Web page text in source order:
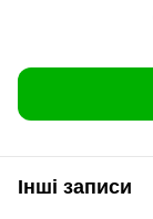
Інші записи